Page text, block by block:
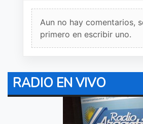
Aun no hay comentarios,
primero en escribir uno.
RADIO EN VIVO